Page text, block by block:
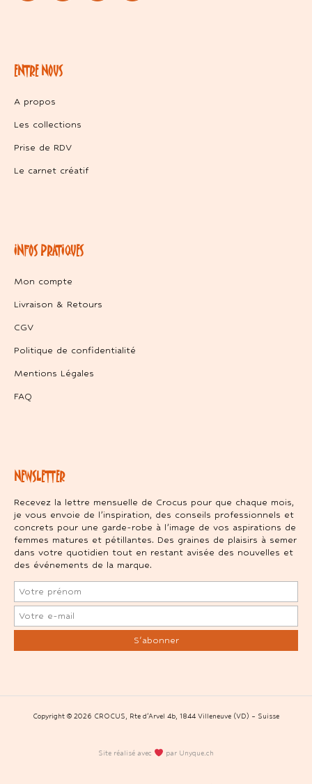
ENTRE NOUS
A propos
Les collections
Prise de RDV
Le carnet créatif
INFOS PRATIQUES
Mon compte
Livraison & Retours
CGV
Politique de confidentialité
Mentions Légales
FAQ
NEWSLETTER
Recevez la lettre mensuelle de Crocus pour que chaque mois,
je vous envoie de l’inspiration, des conseils professionnels et
concrets pour une garde-robe à l’image de vos aspirations de
femmes matures et pétillantes. Des graines de plaisirs à semer
dans votre quotidien tout en restant avisée des nouvelles et
des événements de la marque.
Copyright © 2026 CROCUS, Rte d’Arvel 4b, 1844 Villeneuve (VD) – Suisse
Site réalisé avec par Unyque.ch